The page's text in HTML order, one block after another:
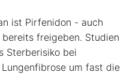
ist Pirfenidon - auch
freigeben. Studien
Sterberisiko bei
um fast die